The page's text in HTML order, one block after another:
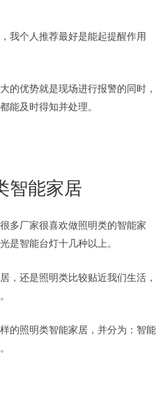
我个人推荐最好是能起提醒作用
的优势就是现场进行报警的同时，
能及时得知并处理。
智能家居
多厂家很喜欢做照明类的智能家
是智能台灯十几种以上。
，还是照明类比较贴近我们生活，
的照明类智能家居，并分为：智能